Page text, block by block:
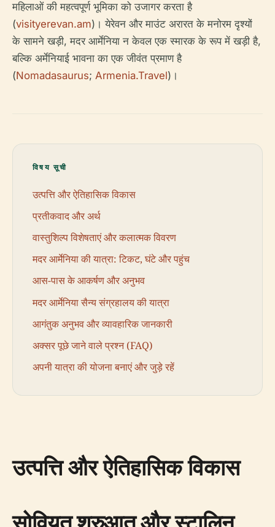
महिलाओं की महत्वपूर्ण भूमिका को उजागर करता है
(visityerevan.am)। येरेवन और माउंट अरारत के मनोरम दृश्यों
के सामने खड़ी, मदर आर्मेनिया न केवल एक स्मारक के रूप में खड़ी है,
बल्कि अर्मेनियाई भावना का एक जीवंत प्रमाण है
(Nomadasaurus; Armenia.Travel)।
विषय सूची
उत्पत्ति और ऐतिहासिक विकास
प्रतीकवाद और अर्थ
वास्तुशिल्प विशेषताएं और कलात्मक विवरण
मदर आर्मेनिया की यात्रा: टिकट, घंटे और पहुंच
आस-पास के आकर्षण और अनुभव
मदर आर्मेनिया सैन्य संग्रहालय की यात्रा
आगंतुक अनुभव और व्यावहारिक जानकारी
अक्सर पूछे जाने वाले प्रश्न (FAQ)
अपनी यात्रा की योजना बनाएं और जुड़े रहें
उत्पत्ति और ऐतिहासिक विकास